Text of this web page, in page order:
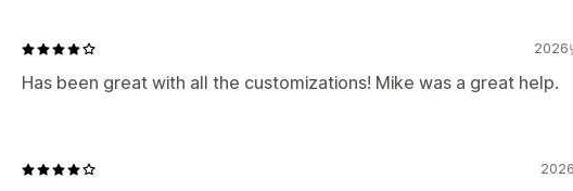
2026
Has been great with all the customizations! Mike was a great help.